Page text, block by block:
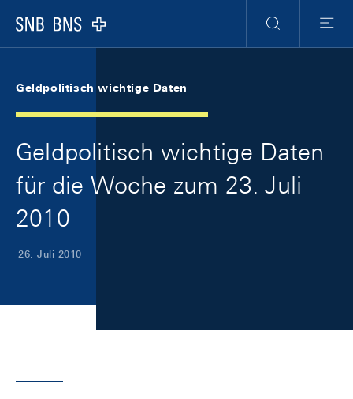
Logo
Suche
Menu
Geldpolitisch wichtige Daten
Geldpolitisch wichtige Daten
für die Woche zum 23. Juli
2010
26. Juli 2010